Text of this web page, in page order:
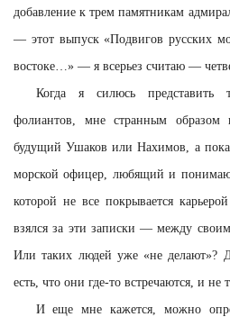
добавление к трем памятникам
— этот выпуск «Подвигов русских
востоке…» — я всерьез считаю —
Когда я силюсь представить
фолиантов, мне странным образом
будущий Ушаков или Нахимов, а
морской офицер, любящий и
которой не все покрывается
взялся за эти записки — между
Или таких людей уже «не делают»?
есть, что они где-то встречаются, и не
И еще мне кажется, можно